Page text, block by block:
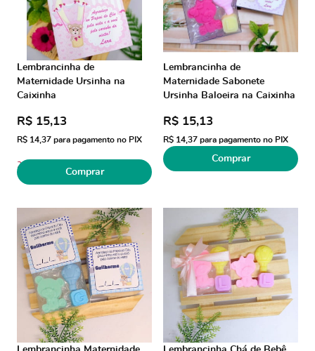
Lembrancinha de
Maternidade Ursinha na
Caixinha
2
R$ 15,13
R$ 14,37 para pagamento no PIX
Comprar
Lembrancinha de
Maternidade Sabonete
Ursinha Baloeira na Caixinha
R$ 15,13
R$ 14,37 para pagamento no PIX
Comprar